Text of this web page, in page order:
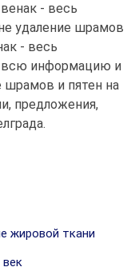
- весь
удаление шрамов
- весь
всю информацию и
шрамов и пятен на
предложения,
жировой ткани
век